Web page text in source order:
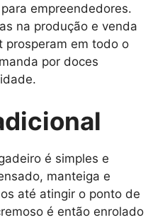
empreendedores.
na produção e venda
prosperam em todo o
por doces
é simples e
manteiga e
até atingir o ponto de
é então enrolado